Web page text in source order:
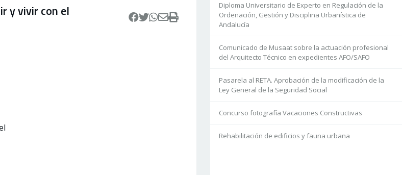
y vivir con el
Diploma Universitario de Experto en Regulación de la
Ordenación, Gestión y Disciplina Urbanística de
Andalucía
Comunicado de Musaat sobre la actuación profesional
del Arquitecto Técnico en expedientes AFO/SAFO
Pasarela al RETA. Aprobación de la modificación de la
Ley General de la Seguridad Social
Concurso fotografía Vacaciones Constructivas
Rehabilitación de edificios y fauna urbana